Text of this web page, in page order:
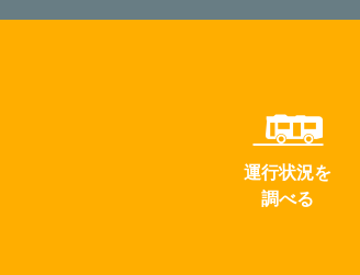
運行状況を
調べる